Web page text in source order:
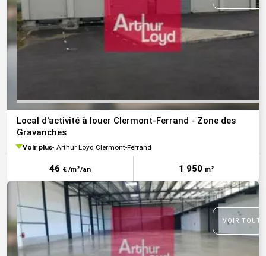
Local d'activité à louer Clermont-Ferrand - Zone des
Gravanches
Voir plus Arthur Loyd Clermont-Ferrand
46 € /m²/an 1 950 m²
VOIR